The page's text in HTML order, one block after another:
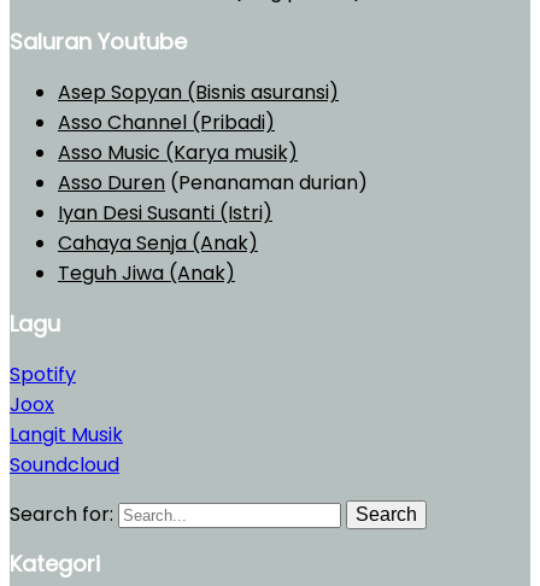
Saluran Youtube
Asep Sopyan (Bisnis asuransi)
Asso Channel (Pribadi)
Asso Music (Karya musik)
Asso Duren (Penanaman durian)
Iyan Desi Susanti (Istri)
Cahaya Senja (Anak)
Teguh Jiwa (Anak)
Lagu
Spotify
Joox
Langit Musik
Soundcloud
Search for:
Search
Kategori